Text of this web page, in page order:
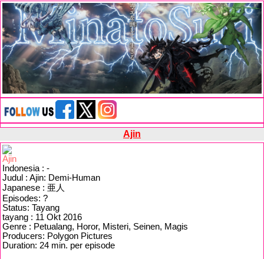
Ajin
Indonesia : -
Judul : Ajin: Demi-Human
Japanese : 亜人
Episodes: ?
Status: Tayang
tayang : 11 Okt 2016
Genre : Petualang, Horor, Misteri, Seinen, Magis
Producers: Polygon Pictures
Duration: 24 min. per episode